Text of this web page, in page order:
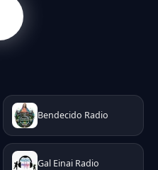
Bendecido Radio
Gal Einai Radio